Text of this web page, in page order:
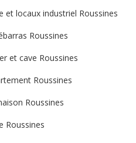
et locaux industriel Roussines
Roussines
et cave Roussines
Roussines
Roussines
Roussines